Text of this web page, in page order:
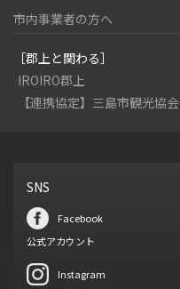
市内事業者の方へ
［郡上と関わる］
IROIRO郡上
【連携協定】三島市観光協会
SNS
Facebook
公式アカウント
Instagram